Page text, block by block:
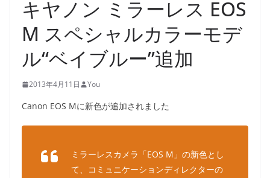
キヤノン ミラーレス EOS
M スペシャルカラーモデ
ル“ベイブルー”追加
2013年4月11日 You
Canon EOS Mに新色が追加されました
ミラーレスカメラ「EOS M」の新色とし
て、コミュニケーションディレクターの